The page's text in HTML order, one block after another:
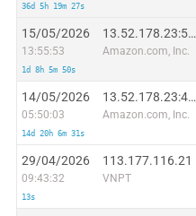
36d 5h 19m 27s
15/05/2026
13:55:53
1d 8h 5m 50s
13.52.178.23:57718
Amazon.com, Inc.
14/05/2026
05:50:03
14d 20h 6m 31s
13.52.178.23:44440
Amazon.com, Inc.
29/04/2026
09:43:32
13s
113.177.116.21
VNPT